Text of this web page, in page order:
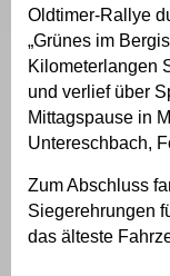
Oldtimer-Rallye
„Grünes im
Kilometerlangen
und verlief über
Mittagspause in
Untereschbach,
Zum Abschluss
Siegerehrungen
das älteste